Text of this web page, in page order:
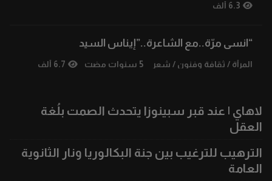
6.3 ألف
“انسى مرّة..مع الشاعرة..”إيناس السيد
المرأة / ثقافة وفنون / شعر 5 سنوات مضت 6.7 ألف
لاهاي | عند قبر سبينوزا يتحدث الصمت بلُغة
العقل
الترهيب للترغيب بين جنة البكالوريا ونار الثانوية
العامة